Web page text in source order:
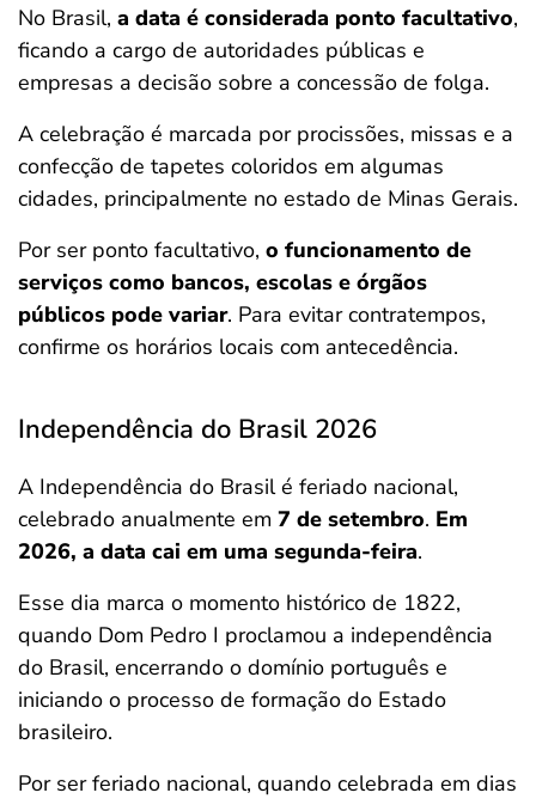
No Brasil, a data é considerada ponto facultativo,
ficando a cargo de autoridades públicas e
empresas a decisão sobre a concessão de folga.
A celebração é marcada por procissões, missas e a
confecção de tapetes coloridos em algumas
cidades, principalmente no estado de Minas Gerais.
Por ser ponto facultativo, o funcionamento de
serviços como bancos, escolas e órgãos
públicos pode variar. Para evitar contratempos,
confirme os horários locais com antecedência.
Independência do Brasil 2026
A Independência do Brasil é feriado nacional,
celebrado anualmente em 7 de setembro. Em
2026, a data cai em uma segunda-feira.
Esse dia marca o momento histórico de 1822,
quando Dom Pedro I proclamou a independência
do Brasil, encerrando o domínio português e
iniciando o processo de formação do Estado
brasileiro.
Por ser feriado nacional, quando celebrada em dias